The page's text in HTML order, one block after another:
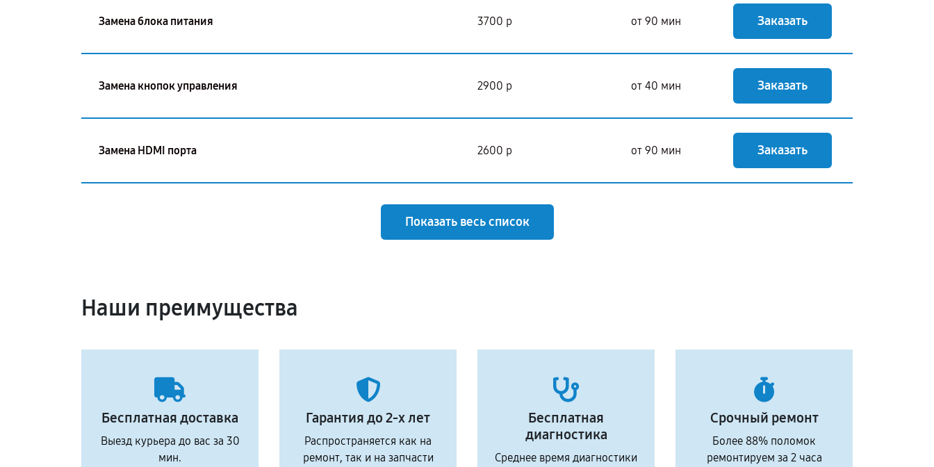
Замена блока питания 3700 р от 90 мин Заказать
Замена кнопок управления 2900 р от 40 мин Заказать
Замена HDMI порта 2600 р от 90 мин Заказать
Показать весь список
Наши преимущества
Бесплатная доставка
Выезд курьера до вас за 30
мин.
Гарантия до 2-х лет
Распространяется как на
ремонт, так и на запчасти
Бесплатная
диагностика
Среднее время диагностики
Срочный ремонт
Более 88% поломок
ремонтируем за 2 часа